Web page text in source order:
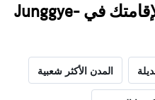
اعثر على نتائج أفضل لإقامتك في Junggye-
المدن الأكثر شعبية